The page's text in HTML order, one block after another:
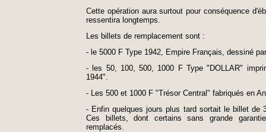
Cette opération aura surtout pour conséquence
ressentira longtemps.
Les billets de remplacement sont :
- le 5000 F Type 1942, Empire Français, dessiné
- les 50, 100, 500, 1000 F Type "DOLLAR"
1944".
- Les 500 et 1000 F "Trésor Central" fabriqués en
- Enfin quelques jours plus tard sortait le billet de
Ces billets, dont certains sans grande
remplacés.